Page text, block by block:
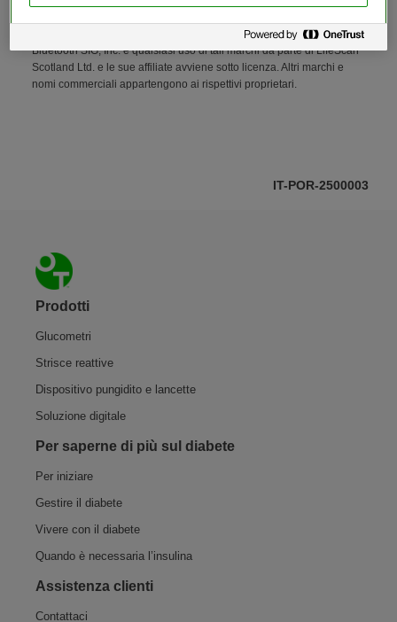
sono marchi registrati di proprietà di
Bluetooth SIG, Inc. e qualsiasi uso di tali marchi da parte di LifeScan
Scotland Ltd. e le sue affiliate avviene sotto licenza. Altri marchi e
nomi commerciali appartengono ai rispettivi proprietari.
IT-POR-2500003
Piè di pagina
Prodotti
Glucometri
Strisce reattive
Dispositivo pungidito e lancette
Soluzione digitale
Per saperne di più sul diabete
Per iniziare
Gestire il diabete
Vivere con il diabete
Quando è necessaria l’insulina
Assistenza​ clienti
Contattaci